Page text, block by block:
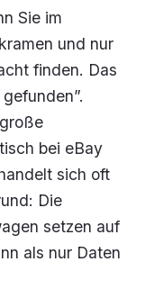
Sie im
und nur
finden. Das
bei eBay
sich oft
Die
setzen auf
als nur Daten